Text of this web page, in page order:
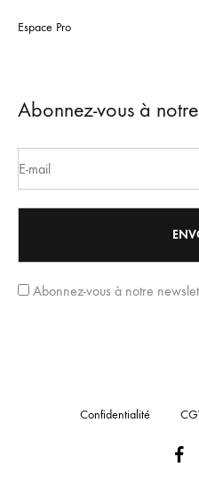
Espace Pro
Abonnez-vous à
Abonnez-vous à notre
Confidentialité